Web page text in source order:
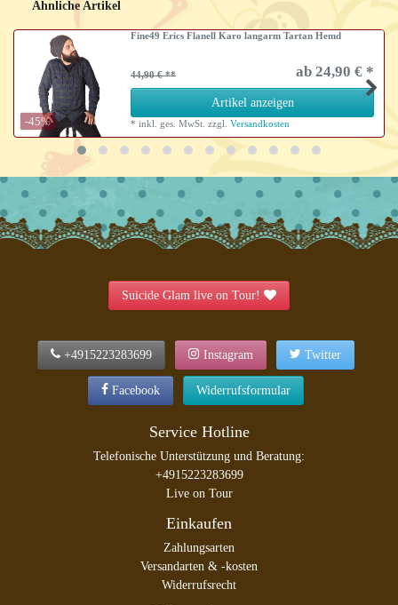
Ähnliche Artikel
-45%
Fine49 Erics Flanell Karo langarm Tartan Hemd
44,90 € ab 24,90 € *
Artikel anzeigen
*inkl. ges. MwSt. zzgl.Versandkosten
Suicide Glam live on Tour!
+4915223283699 Instagram Twitter
Facebook Widerrufsformular
Service Hotline
Telefonische Unterstützung und Beratung:
+4915223283699
Live on Tour
Einkaufen
Zahlungsarten
Versandarten & -kosten
Widerrufsrecht